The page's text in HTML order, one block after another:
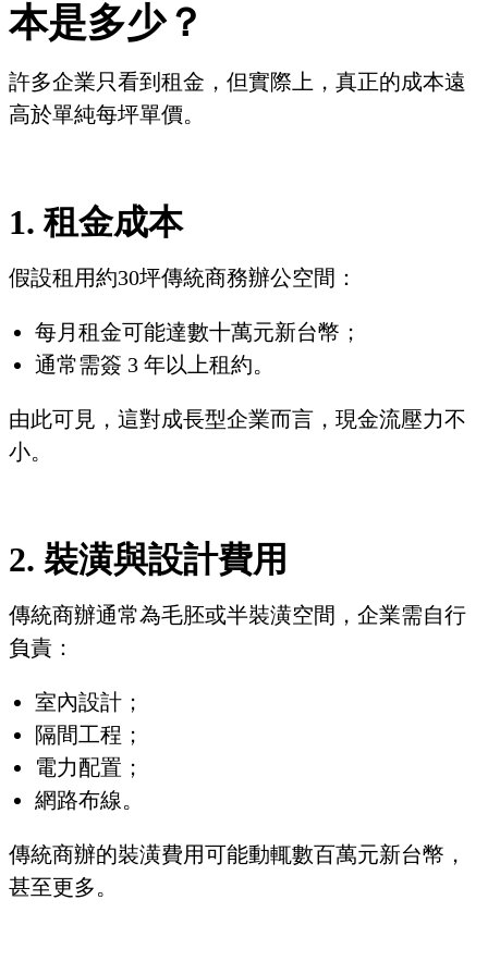
本是多少？
許多企業只看到租金，但實際上，真正的成本遠
高於單純每坪單價。
1. 租金成本
假設租用約30坪傳統商務辦公空間：
每月租金可能達數十萬元新台幣；
通常需簽 3 年以上租約。
由此可見，這對成長型企業而言，現金流壓力不
小。
2. 裝潢與設計費用
傳統商辦通常為毛胚或半裝潢空間，企業需自行
負責：
室內設計；
隔間工程；
電力配置；
網路布線。
傳統商辦的裝潢費用可能動輒數百萬元新台幣，
甚至更多。